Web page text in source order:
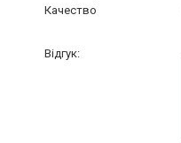
Качество
Відгук: